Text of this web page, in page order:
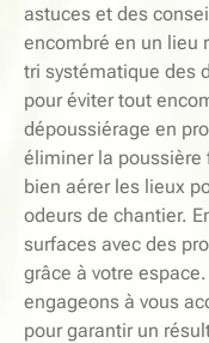
astuces et des
encombré en un lieu
tri systématique des
pour éviter tout
dépoussiérage en
éliminer la poussière
bien aérer les lieux
odeurs de chantier.
surfaces avec des
grâce à votre
engageons à vous
pour garantir un